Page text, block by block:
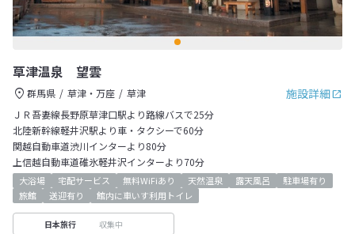
草津温泉 望雲
施設詳細
群馬県 草津・万座
草津
ＪＲ吾妻線長野原草津口駅より路線バスで25分
北陸新幹線軽井沢駅より車・タクシーで60分
関越自動車道渋川インターより80分
上信越自動車道碓氷軽井沢インターより70分
大浴場 宅配サービス 無料WiFiあり 天然温泉 露天風呂
駐車場有り
旅館
送迎有り 館内に車いす利用トイレ
日本旅行 収集中